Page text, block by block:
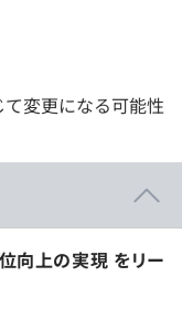
変更になる可能性
向上の実現 をリー